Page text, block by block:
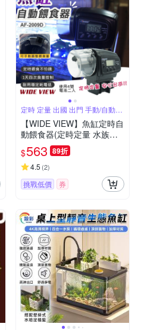
定時 定量 出國 出門 手動/自動餵
魚
【WIDE VIEW】魚缸定時自
動餵食器(定時定量 水族餵
食 遠端餵食 魚缸餵食 魚缸
餵食器/AF-2009D)
$563 89折
4.5 (2)
挑戰低價 券